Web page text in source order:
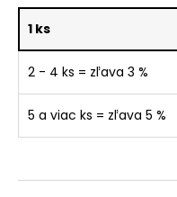
1 ks
2 - 4 ks = zľava 3 %
5 a viac ks = zľava 5 %